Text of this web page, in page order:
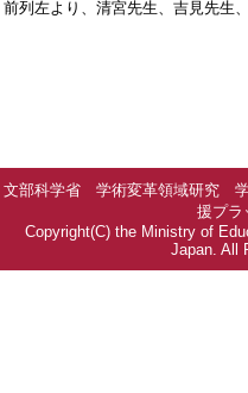
前列左より、清宮先生、吉見先生
文部科学省 学術変革領域研究
援プラ
Copyright(C) the Ministry of
Japan. All